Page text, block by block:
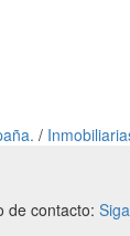
/
de contacto: